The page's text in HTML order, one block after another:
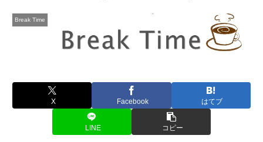
Break Time
X Facebook はてブ
LINE コピー